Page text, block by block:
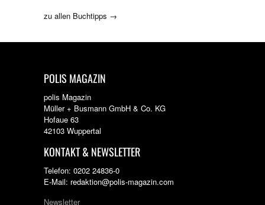
zu allen Buchtipps →
POLIS MAGAZIN
polis Magazin
Müller + Busmann GmbH & Co. KG
Hofaue 63
42103 Wuppertal
KONTAKT & NEWSLETTER
Telefon: 0202 24836-0
E-Mail: redaktion@polis-magazin.com
Newsletter